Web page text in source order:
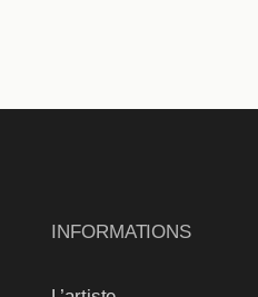
INFORMATIONS